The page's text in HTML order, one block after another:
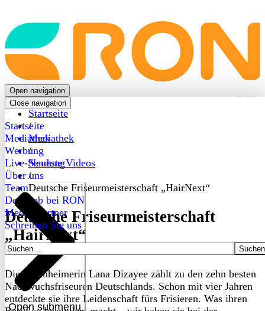
Back
to
frontpage
Open navigation
Close navigation
Startseite
Mediathek
Werbung
Live-Sendung
Über uns
Open submenu
Team
Dein Job bei RON
Medienpartner
Schreiben Sie uns
Suchen
Startseite
/
Mediathek
/
Neueste Videos
/
Deutsche Friseurmeisterschaft „HairNext“
Deutsche Friseurmeisterschaft
„HairNext“
Die Mannheimerin Lana Dizayee zählt zu den zehn besten
Nachwuchsfriseuren Deutschlands. Schon mit vier Jahren
entdeckte sie ihre Leidenschaft fürs Frisieren. Was ihren